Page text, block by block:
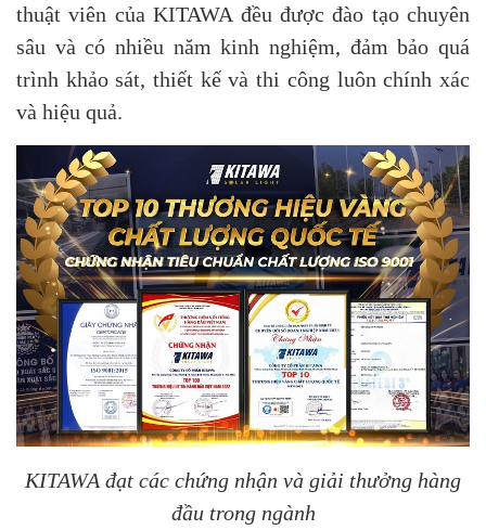
thuật viên của KITAWA đều được đào tạo chuyên
sâu và có nhiều năm kinh nghiệm, đảm bảo quá
trình khảo sát, thiết kế và thi công luôn chính xác
và hiệu quả.
KITAWA đạt các chứng nhận và giải thưởng hàng
đầu trong ngành